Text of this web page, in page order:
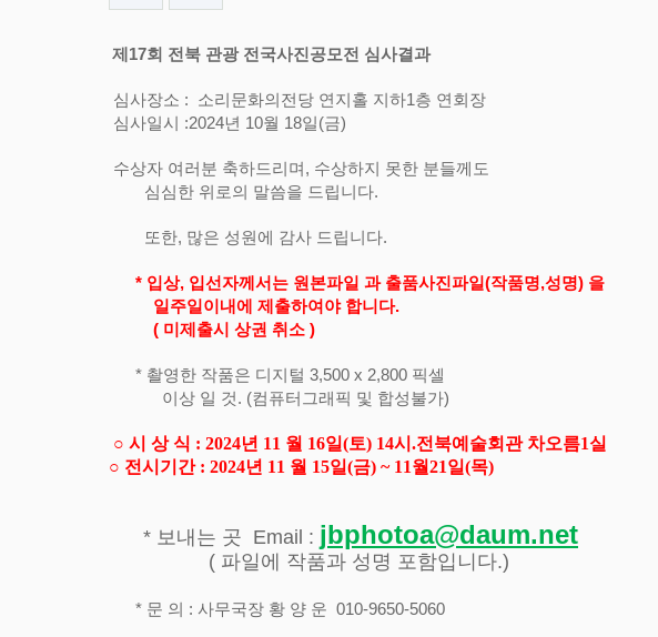
제17회 전북 관광 전국사진공모전 심사결과
심사장소 : 소리문화의전당 연지홀 지하1층 연회장
심사일시 :2024년 10월 18일(금)
수상자 여러분 축하드리며, 수상하지 못한 분들께도
심심한 위로의 말씀을 드립니다.
또한, 많은 성원에 감사 드립니다.
* 입상, 입선자께서는 원본파일 과 출품사진파일(작품명,성명) 을
일주일이내에 제출하여야 합니다.
( 미제출시 상권 취소 )
* 촬영한 작품은 디지털 3,500 x 2,800 픽셀
이상 일 것. (컴퓨터그래픽 및 합성불가)
○ 시 상 식 : 2024년 11 월 16일(토) 14시 .전북예술회관 차오름1실
○ 전시기간 : 2024년 11 월 15일(금) ~ 11월21일(목)
* 보내는 곳 Email : jbphotoa@daum.net
( 파일에 작품과 성명 포함입니다.)
* 문 의 : 사무국장 황 양 운 010-9650-5060